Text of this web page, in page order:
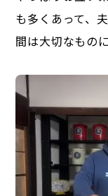
も多くあって、
間は大切なもの